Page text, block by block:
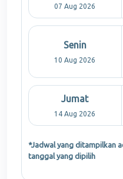
07 Aug 2026
Senin
10 Aug 2026
Jumat
14 Aug 2026
*Jadwal yang ditampilkan
tanggal yang dipilih